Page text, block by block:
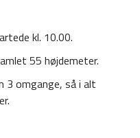
kl. 10.00.
55 højdemeter.
3 omgange, så i alt